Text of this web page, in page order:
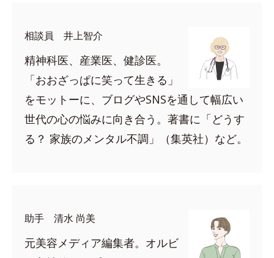
相談員 井上智介
精神科医、産業医、健診医。
「おおざっぱに笑って生きる」
をモットーに、ブログやSNSを通して幅広い
世代の心の悩みに向き合う。著書に「どうす
る？ 家族のメンタル不調」（集英社）など。
助手 清水 尚美
元美容メディア編集者。オルビ